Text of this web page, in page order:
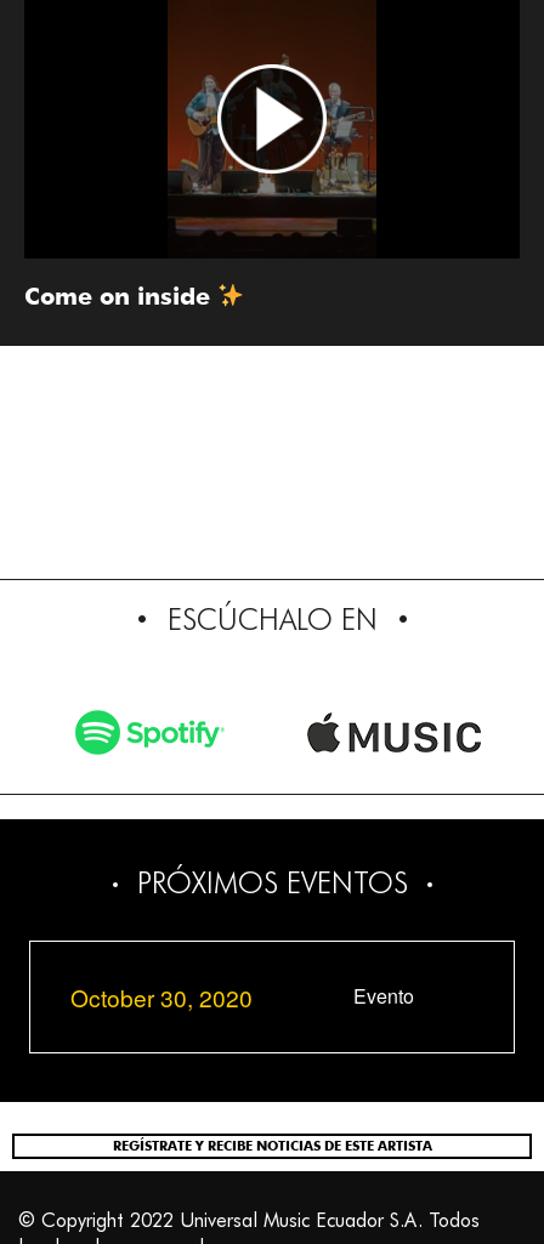
Come on inside
ESCÚCHALO EN
PRÓXIMOS EVENTOS
October 30, 2020 Evento
REGÍSTRATE Y RECIBE NOTICIAS DE ESTE ARTISTA
© Copyright 2022 Universal Music Ecuador S.A. Todos